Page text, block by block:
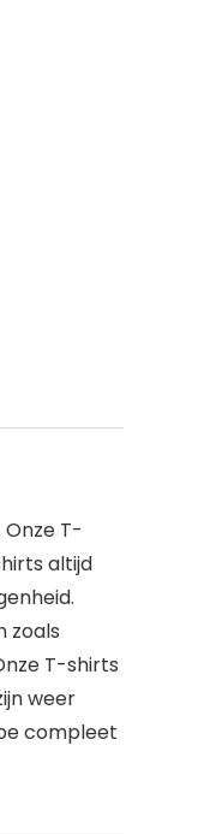
T-
altijd
zoals
T-shirts
weer
compleet